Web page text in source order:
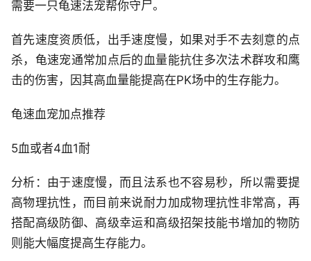
需要一只龟速法宠帮你守尸。
首先速度资质低，出手速度慢，如果对手不去刻意的点
杀，龟速宠通常加点后的血量能抗住多次法术群攻和鹰
击的伤害，因其高血量能提高在PK场中的生存能力。
龟速血宠加点推荐
5血或者4血1耐
分析：由于速度慢，而且法系也不容易秒，所以需要提
高物理抗性，而目前来说耐力加成物理抗性非常高，再
搭配高级防御、高级幸运和高级招架技能书增加的物防
则能大幅度提高生存能力。